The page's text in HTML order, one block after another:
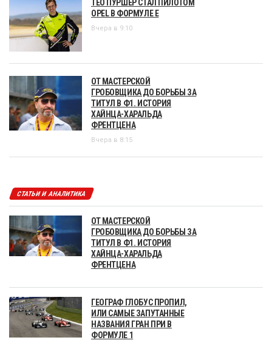
ТЕО ПУРШЕР СТАЛ ПИЛОТОМ
OPEL В ФОРМУЛЕ Е
Вчера в 9:10
ОТ МАСТЕРСКОЙ
ГРОБОВЩИКА ДО БОРЬБЫ ЗА
ТИТУЛ В Ф1. ИСТОРИЯ
ХАЙНЦА-ХАРАЛЬДА
ФРЕНТЦЕНА
Вчера в 8:15
СТАТЬИ И АНАЛИТИКА
ОТ МАСТЕРСКОЙ
ГРОБОВЩИКА ДО БОРЬБЫ ЗА
ТИТУЛ В Ф1. ИСТОРИЯ
ХАЙНЦА-ХАРАЛЬДА
ФРЕНТЦЕНА
ГЕОГРАФ ГЛОБУС ПРОПИЛ,
ИЛИ САМЫЕ ЗАПУТАННЫЕ
НАЗВАНИЯ ГРАН ПРИ В
ФОРМУЛЕ 1